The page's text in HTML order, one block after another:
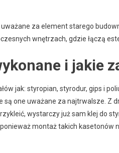
za element starego
wnętrzach, gdzie łączą
i jakie
jak: styropian, styrodur, gips i
one uważane za najtrwalsze. Z
wystarczy już sam klej do
montaż takich kasetonów